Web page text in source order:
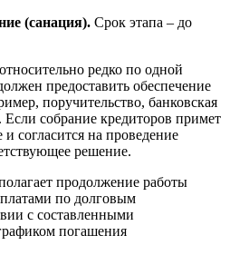
(санация). Срок этапа – до
редко по одной
предоставить обеспечение
поручительство, банковская
Если собрание кредиторов примет
согласится на проведение
решение.
продолжение работы
по долговым
с составленными
погашения